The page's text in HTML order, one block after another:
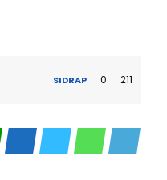
SIDRAP 0 211